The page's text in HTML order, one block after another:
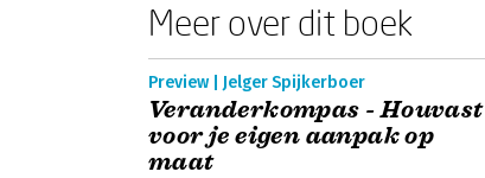
Meer over dit boek
Preview | Jelger Spijkerboer
Veranderkompas - Houvast
voor je eigen aanpak op
maat